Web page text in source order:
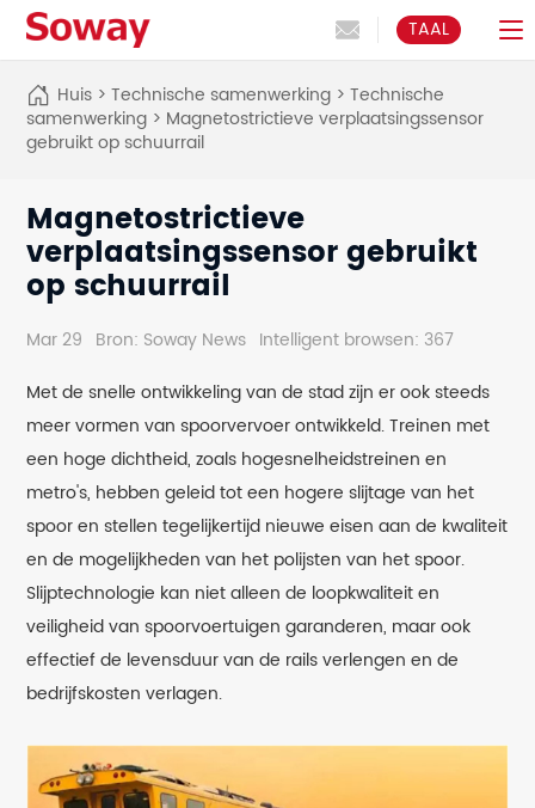
TAAL
Huis> Technische samenwerking> Technische
samenwerking > Magnetostrictieve verplaatsingssensor
gebruikt op schuurrail
Magnetostrictieve
verplaatsingssensor gebruikt
op schuurrail
Mar 29 Bron: Soway News Intelligent browsen: 367
Met de snelle ontwikkeling van de stad zijn er ook steeds
meer vormen van spoorvervoer ontwikkeld. Treinen met
een hoge dichtheid, zoals hogesnelheidstreinen en
metro's, hebben geleid tot een hogere slijtage van het
spoor en stellen tegelijkertijd nieuwe eisen aan de kwaliteit
en de mogelijkheden van het polijsten van het spoor.
Slijptechnologie kan niet alleen de loopkwaliteit en
veiligheid van spoorvoertuigen garanderen, maar ook
effectief de levensduur van de rails verlengen en de
bedrijfskosten verlagen.